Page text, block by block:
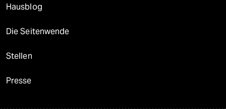
Hausblog
Die Seitenwende
Stellen
Presse